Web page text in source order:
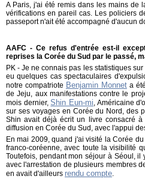
A Paris, j'ai été remis dans les mains de
vérifications en pareil cas. Les policiers
passeport n'ait été accompagné d'aucun
AAFC - Ce refus d'entrée est-il
reprises la Corée du Sud par le passé,
PK - Je ne connais pas les statistiques
eu quelques cas spectaculaires
notre compatriote Benjamin Monnet a
de Jeju, aux manifestations contre le
mois dernier, Shin Eun-mi, Américaine
sur ses voyages en Corée du Nord, des
Shin avait déjà écrit un livre consacré
diffusion en Corée du Sud, avec l'appui
En mai 2009, quand j'ai visité la Corée
franco-coréenne, avec toute la visibilité
Toutefois, pendant mon séjour à Séoul,
avec l'arrestation de plusieurs membres
en avait d'ailleurs rendu compte.